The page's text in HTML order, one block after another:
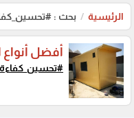
الرئيسية بحث :
أفضل